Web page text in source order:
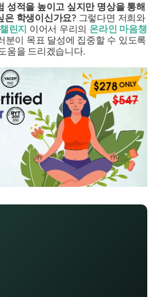
성적을 높이고 싶지만 명상을 통해
은 학생이신가요?그렇다면 저희와
린지 이어서 우리의 온라인 마음챙
분이 목표 달성에 집중할 수 있도록
움을 드리겠습니다.